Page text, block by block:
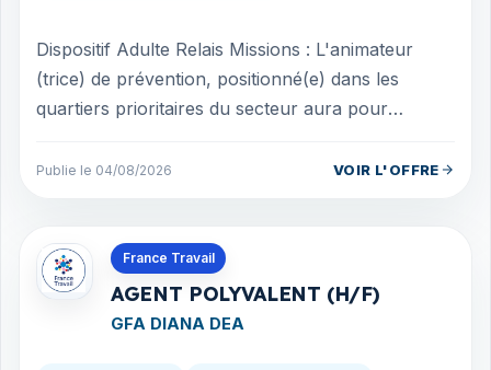
Dispositif Adulte Relais Missions : L'animateur
(trice) de prévention, positionné(e) dans les
quartiers prioritaires du secteur aura pour
Publie le 04/08/2026 VOIR L'OFFRE
France Travail
AGENT POLYVALENT (H/F)
GFA DIANA DEA
Offres en La Réunion